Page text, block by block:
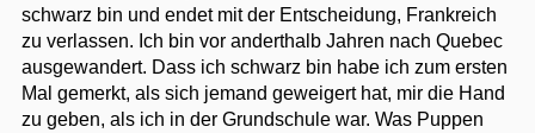
schwarz bin und endet mit der Entscheidung, Frankreich
zu verlassen. Ich bin vor anderthalb Jahren nach Quebec
ausgewandert. Dass ich schwarz bin habe ich zum ersten
Mal gemerkt, als sich jemand geweigert hat, mir die Hand
zu geben, als ich in der Grundschule war. Was Puppen